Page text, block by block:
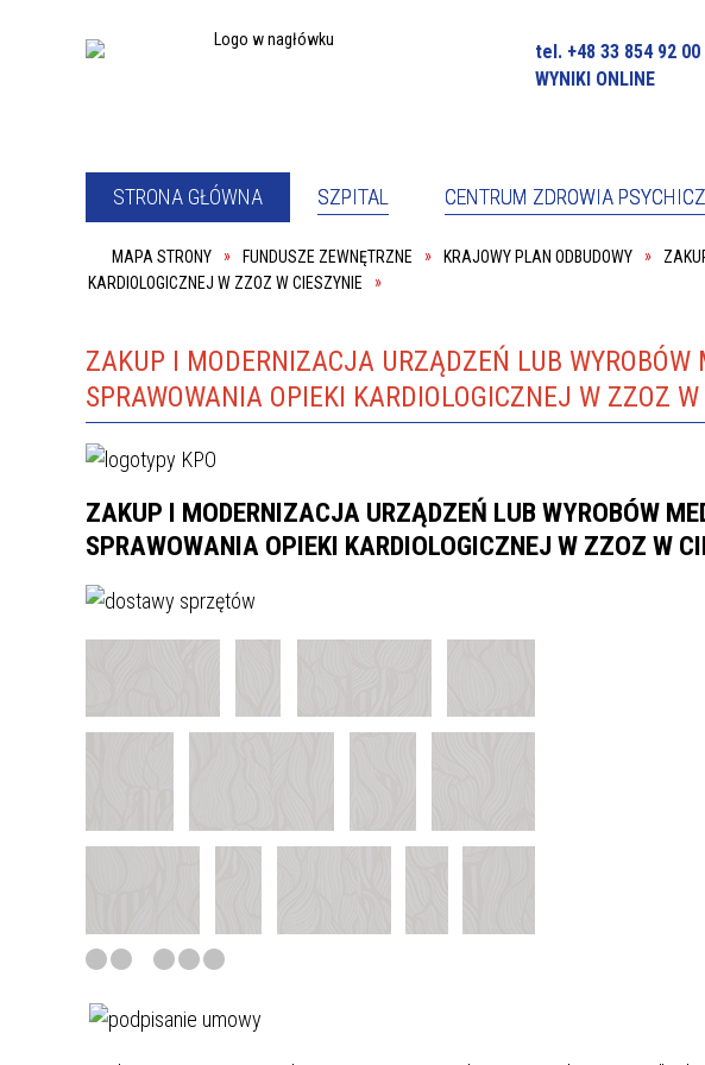
tel. +48 33 854 92 00
WYNIKI ONLINE
STRONA GŁÓWNA SZPITAL
WYRÓŻNIENIA
FILM O SZPITALU
CENTRUM ZDROWIA
PRACOWNIK SOCJALNY PODWYKONAWCY CZP
SZPITAL
PEŁNOMOCNIK DYREKTORA
KOORDYNATOR DS. DOSTĘPNOŚCI DYREKCJA/ADMINISTRACJA
MAPA STRONY FUNDUSZE ZEWNĘTRZNE KRAJOWY PLAN ODBUDOWY
KARDIOLOGICZNEJ W ZZOZ W CIESZYNIE
ZAKUP I MODERNIZACJA URZĄDZEŃ LUB WYROBÓW
SPRAWOWANIA OPIEKI KARDIOLOGICZNEJ W ZZOZ
ZAKUP I MODERNIZACJA URZĄDZEŃ LUB WYROBÓW
SPRAWOWANIA OPIEKI KARDIOLOGICZNEJ W ZZOZ W